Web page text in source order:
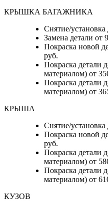
КРЫШКА БАГАЖНИКА
Снятие/установка
Замена детали от
Покраска новой
руб.
Покраска детали
материалом) от
Покраска детали
материалом) от
КРЫША
Снятие/установка
Покраска новой
руб.
Покраска детали
материалом) от
Покраска детали
материалом) от
КУЗОВ